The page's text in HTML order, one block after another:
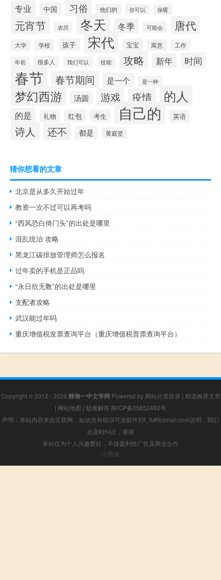
专业 中国 习俗 他们的 你可以 保暖
元宵节 农历 冬天 冬季 可能会 唐代
大学 学校 孩子 宋代 宝宝 寓意 工作
年初 很多人 我们可以 技能 攻略 新年 时间
春节 春节期间 是一个 是一种
梦幻西游 汤圆 游戏 疫情 的人
的是 礼物 红包 考生 自己的 英语
诗人 还不 都是 黄庭坚
猜你想看的文章
北京是从多久开始过年
教资一次不过可以再考吗
“西风恐白倚门头”的出处是哪里
混乱统治 攻略
黑龙江碳排放管理师怎么报名
过年卖的手机是正品吗
“永日欣无斁”的出处是哪里
支配者攻略
武汉能过年吗
重庆增值税发票查询平台（重庆增值税普票查询平台）
Copyright © 2012 - 2026 静海一中文学网 Powered by 网站分类目录 | 精选推荐文章
| 网站地图 | 疑难解答 陕ICP备05852492号
声明：本站内容来自互联网，如信息有错误可发邮件到f_fb#foxmail.com说明，我们
会及时纠正，谢谢
本站仅为个人兴趣爱好，不接盈利性广告及商业合作
小男孩